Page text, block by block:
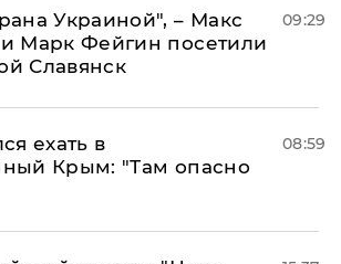
Украиной", – Макс
Марк Фейгин посетили
Славянск
09:29
ехать в
Крым: "Там опасно
08:59